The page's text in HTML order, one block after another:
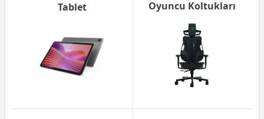
Tablet Oyuncu Koltukları